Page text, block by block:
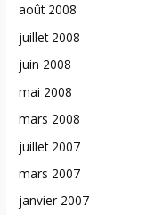
août 2008
juillet 2008
juin 2008
mai 2008
mars 2008
juillet 2007
mars 2007
janvier 2007